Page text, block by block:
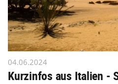
04.06.2024
Kurzinfos aus Italien -